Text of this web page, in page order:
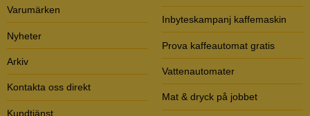
Varumärken
Nyheter
Arkiv
Kontakta oss direkt
Kundtjänst
Inbyteskampanj kaffemaskin
Prova kaffeautomat gratis
Vattenautomater
Mat & dryck på jobbet